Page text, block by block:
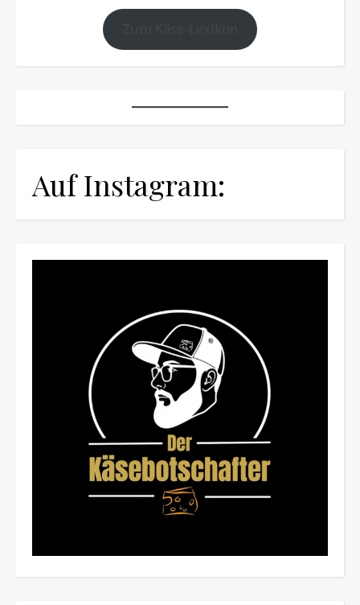
Auf Instagram: